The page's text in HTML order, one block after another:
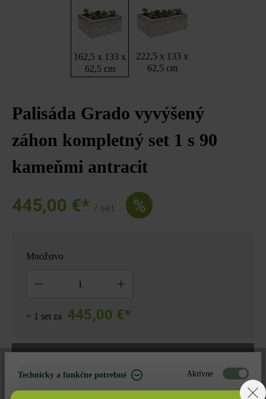
162,5 x 133 x
62,5 cm
222,5 x 133 x
62,5 cm
Palisáda Grado vyvýšený
záhon kompletný set 1 s 90
kameňmi antracit
445,00 €* / set %
Množstvo
= 1 set za 445,00 €*
Technicky a funkčne potrebné Aktívne